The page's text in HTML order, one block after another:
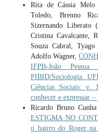
Rita de Cássia
Toledo, Brenno
Sizernando Liberato
Cristina Cavalcante,
Souza Cabral,
Adolfo Wagner,
IFPB-João
PIBID/Sociologia
Ciências Sociais:
conhecer e expressar
Ricardo Bruno Cunha
ESTIGMA NO
o bairro do Roger na